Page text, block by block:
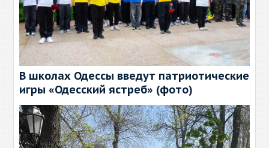
В школах Одессы введут патриотические
игры «Одесский ястреб» (фото)